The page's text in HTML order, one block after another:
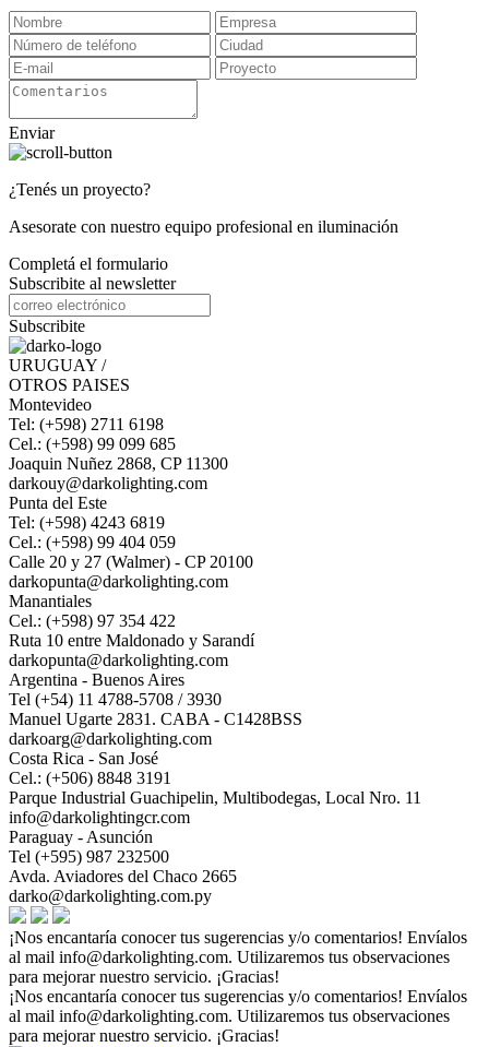
Enviar
¿Tenés un proyecto?
Asesorate con nuestro equipo profesional en iluminación
Completá el formulario
Subscribite al newsletter
Subscribite
URUGUAY /
OTROS PAISES
Montevideo
Tel: (+598) 2711 6198
Cel.: (+598) 99 099 685
Joaquin Nuñez 2868, CP 11300
darkouy@darkolighting.com
Punta del Este
Tel: (+598) 4243 6819
Cel.: (+598) 99 404 059
Calle 20 y 27 (Walmer) - CP 20100
darkopunta@darkolighting.com
Manantiales
Cel.: (+598) 97 354 422
Ruta 10 entre Maldonado y Sarandí
darkopunta@darkolighting.com
Argentina - Buenos Aires
Tel (+54) 11 4788-5708 / 3930
Manuel Ugarte 2831. CABA - C1428BSS
darkoarg@darkolighting.com
Costa Rica - San José
Cel.: (+506) 8848 3191
Parque Industrial Guachipelin, Multibodegas, Local Nro. 11
info@darkolightingcr.com
Paraguay - Asunción
Tel (+595) 987 232500
Avda. Aviadores del Chaco 2665
darko@darkolighting.com.py
¡Nos encantaría conocer tus sugerencias y/o comentarios! Envíalos
al mail info@darkolighting.com. Utilizaremos tus observaciones
para mejorar nuestro servicio. ¡Gracias!
¡Nos encantaría conocer tus sugerencias y/o comentarios! Envíalos
al mail info@darkolighting.com. Utilizaremos tus observaciones
para mejorar nuestro servicio. ¡Gracias!